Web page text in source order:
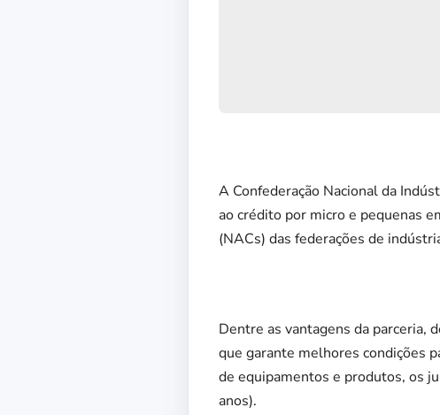
A Confederação Nacional da
ao crédito por micro e pequenas
(NACs) das federações de
Dentre as vantagens da parceria,
que garante melhores condições
de equipamentos e produtos, os
anos).